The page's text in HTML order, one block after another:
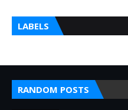
LABELS
RANDOM POSTS